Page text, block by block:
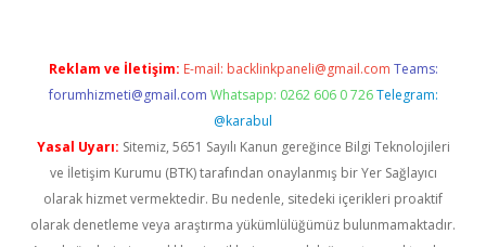
Reklam ve İletişim: E-mail: backlinkpaneli@gmail.com Teams:
forumhizmeti@gmail.com Whatsapp: 0262 606 0 726 Telegram:
@karabul
Yasal Uyarı: Sitemiz, 5651 Sayılı Kanun gereğince Bilgi Teknolojileri
ve İletişim Kurumu (BTK) tarafından onaylanmış bir Yer Sağlayıcı
olarak hizmet vermektedir. Bu nedenle, sitedeki içerikleri proaktif
olarak denetleme veya araştırma yükümlülüğümüz bulunmamaktadır.